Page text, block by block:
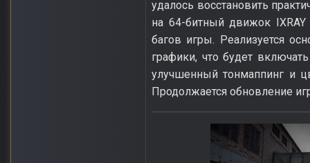
удалось восстановить
на 64-битный движок
багов игры. Реализуется
графики, что будет
улучшенный тонмаппинг и
Продолжается обновление